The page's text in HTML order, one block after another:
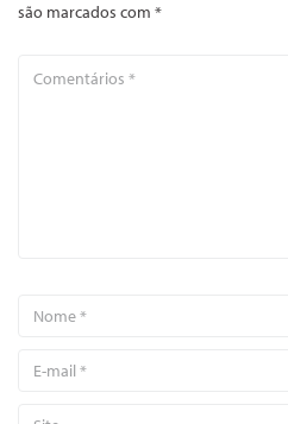
são marcados com *